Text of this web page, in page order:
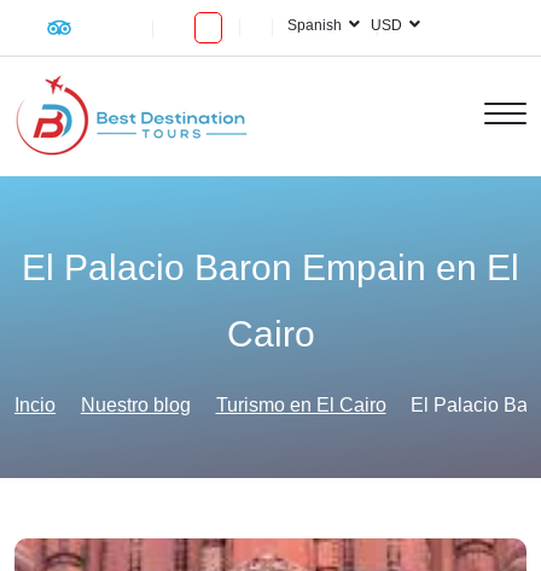
Spanish USD
El Palacio Baron Empain en El
Cairo
Incio Nuestro blog Turismo en El Cairo El Palacio